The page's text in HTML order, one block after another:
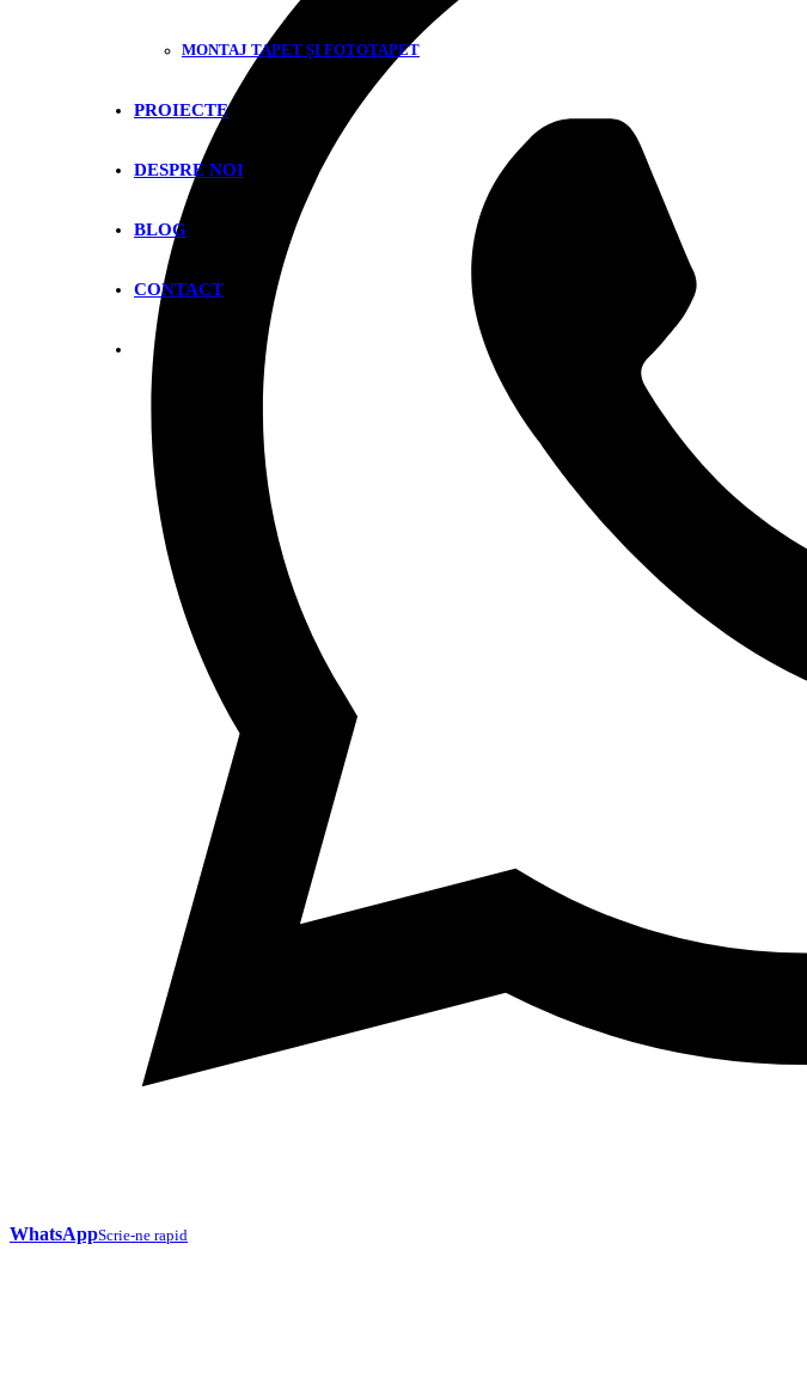
MONTAJ TAPET ȘI FOTOTAPET
PROIECTE
DESPRE NOI
BLOG
CONTACT
WhatsAppScrie-ne rapid